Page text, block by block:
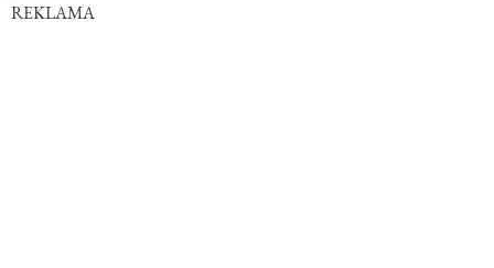
REKLAMA